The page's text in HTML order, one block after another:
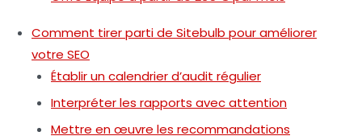
Comment tirer parti de Sitebulb pour améliorer
votre SEO
Établir un calendrier d’audit régulier
Interpréter les rapports avec attention
Mettre en œuvre les recommandations